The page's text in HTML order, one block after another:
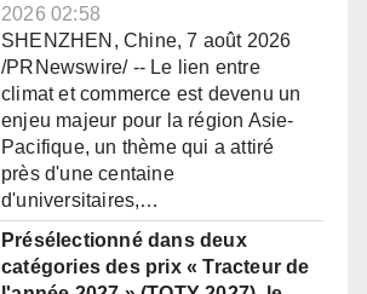
2026 02:58
SHENZHEN, Chine, 7 août 2026
/PRNewswire/ -- Le lien entre
climat et commerce est devenu un
enjeu majeur pour la région Asie-
Pacifique, un thème qui a attiré
près d'une centaine
d'universitaires,…
Présélectionné dans deux
catégories des prix « Tracteur de